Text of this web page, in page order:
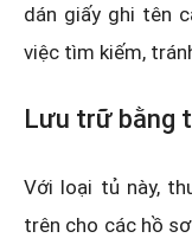
dán giấy ghi tên
việc tìm kiếm,
Lưu trữ bằng
Với loại tủ này,
trên cho các hồ